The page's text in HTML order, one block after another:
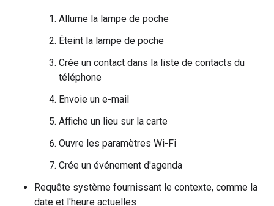
Allume la lampe de poche
Éteint la lampe de poche
Crée un contact dans la liste de contacts du
téléphone
Envoie un e-mail
Affiche un lieu sur la carte
Ouvre les paramètres Wi-Fi
Crée un événement d'agenda
Requête système fournissant le contexte, comme la
date et l'heure actuelles